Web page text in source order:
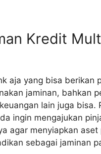
Kredit
aja yang bisa berikan
jaminan, bahkan
lain juga bisa.
ingin mengajukan
agar menyiapkan aset
sebagai jaminan